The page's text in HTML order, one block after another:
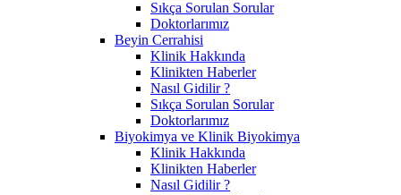
Sıkça Sorulan Sorular
Doktorlarımız
Beyin Cerrahisi
Klinik Hakkında
Klinikten Haberler
Nasıl Gidilir ?
Sıkça Sorulan Sorular
Doktorlarımız
Biyokimya ve Klinik Biyokimya
Klinik Hakkında
Klinikten Haberler
Nasıl Gidilir ?